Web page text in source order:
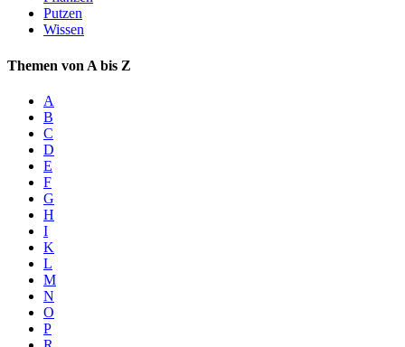
Putzen
Wissen
Themen von A bis Z
A
B
C
D
E
F
G
H
I
K
L
M
N
O
P